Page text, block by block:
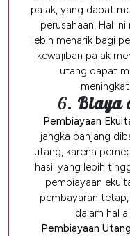
pajak, yang dapat
perusahaan. Hal
lebih menarik bagi
kewajiban pajak
utang dapat
6. Biaya
Pembiayaan
jangka panjang
utang, karena
hasil yang lebih
pembiayaan
pembayaran
dalam hal
Pembiayaan Utang